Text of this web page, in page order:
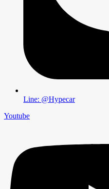
Line: @Hypecar
Youtube